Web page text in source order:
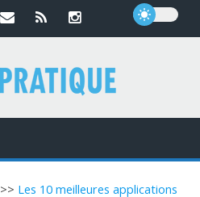
>> Les 10 meilleures applications